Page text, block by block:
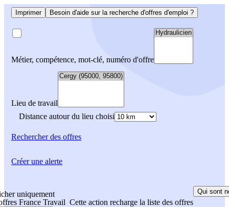
Imprimer Besoin d'aide sur la recherche d'offres d'emploi ?
Métier, compétence, mot-clé, numéro d'offre
Lieu de travail
Distance autour du lieu choisi
Rechercherdes offres
uniquement
France Travail Cette action recharge la liste des offres
Qui sont
Créer une alerte